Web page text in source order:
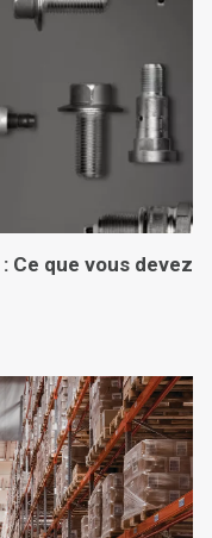
Ce que vous devez